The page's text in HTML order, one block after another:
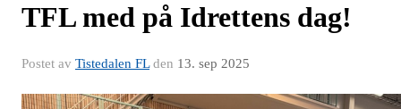
TFL med på Idrettens dag!
Postet av Tistedalen FLden 13. sep 2025